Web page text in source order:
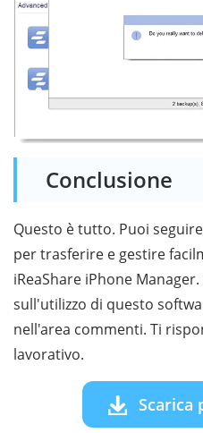
Conclusione
Questo è tutto. Puoi
per trasferire e gestire
iReaShare iPhone
sull'utilizzo di questo
nell'area commenti. Ti
lavorativo.
Scarica